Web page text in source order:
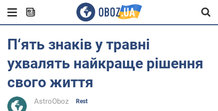
П‘ять знаків у травні
ухвалять найкраще рішення
свого життя
AstroOboz Rest